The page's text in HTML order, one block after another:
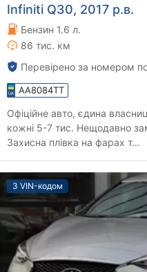
Infiniti Q30, 2017 р.в.
Бензин 1.6 л.
86 тис. км
Перевірено за номером
AA8084TT
Офіційне авто, єдина власниця. Регулярні ТО, заміна
кожні 5-7 тис. Нещодавно
Захисна плівка на фарах т...
З VIN-кодом